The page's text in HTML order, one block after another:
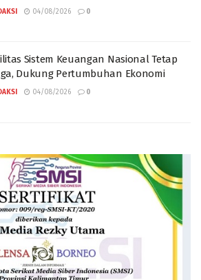
04/08/2026 0
Sistem Keuangan Nasional Tetap
Dukung Pertumbuhan Ekonomi
04/08/2026 0